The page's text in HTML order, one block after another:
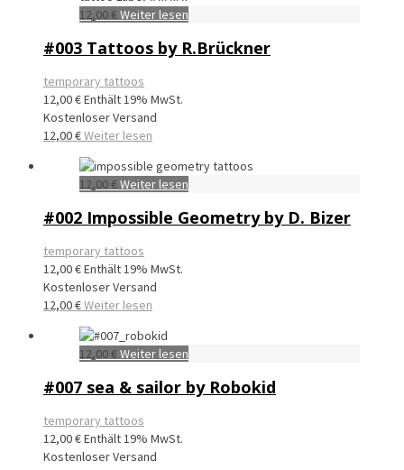
12,00€ Weiter lesen
#003 Tattoos by R.Brückner
temporary tattoos
12,00€Enthält 19% MwSt.
Kostenloser Versand
12,00€Weiter lesen
12,00€ Weiter lesen
#002 Impossible Geometry by D. Bizer
temporary tattoos
12,00€Enthält 19% MwSt.
Kostenloser Versand
12,00€Weiter lesen
12,00€ Weiter lesen
#007 sea & sailor by Robokid
temporary tattoos
12,00€Enthält 19% MwSt.
Kostenloser Versand